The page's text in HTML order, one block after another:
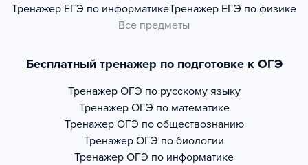
Тренажер ЕГЭ по информатикеТренажер ЕГЭ по физике
Все предметы
Бесплатный тренажер по подготовке к ОГЭ
Тренажер ОГЭ по русскому языку
Тренажер ОГЭ по математике
Тренажер ОГЭ по обществознанию
Тренажер ОГЭ по биологии
Тренажер ОГЭ по информатике